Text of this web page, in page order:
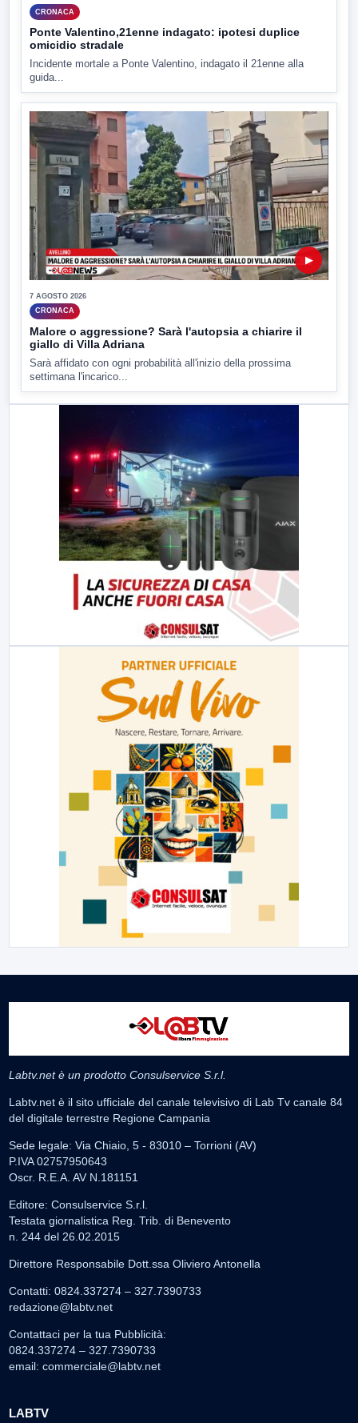
CRONACA
Ponte Valentino,21enne indagato: ipotesi duplice
omicidio stradale
Incidente mortale a Ponte Valentino, indagato il 21enne alla
guida...
▶
7 AGOSTO 2026
CRONACA
Malore o aggressione? Sarà l'autopsia a chiarire il
giallo di Villa Adriana
Sarà affidato con ogni probabilità all'inizio della prossima
settimana l'incarico...
Labtv.net è un prodotto Consulservice S.r.l.
Labtv.net è il sito ufficiale del canale televisivo di Lab Tv canale 84
del digitale terrestre Regione Campania
Sede legale: Via Chiaio, 5 - 83010 – Torrioni (AV)
P.IVA 02757950643
Oscr. R.E.A. AV N.181151
Editore: Consulservice S.r.l.
Testata giornalistica Reg. Trib. di Benevento
n. 244 del 26.02.2015
Direttore Responsabile Dott.ssa Oliviero Antonella
Contatti: 0824.337274 – 327.7390733
redazione@labtv.net
Contattaci per la tua Pubblicità:
0824.337274 – 327.7390733
email: commerciale@labtv.net
LABTV